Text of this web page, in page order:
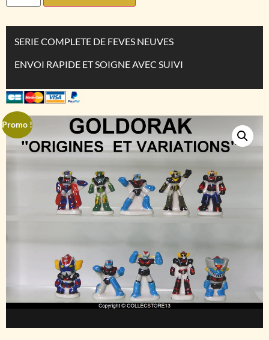
SERIE COMPLETE DE FEVES NEUVES
ENVOI RAPIDE ET SOIGNE AVEC SUIVI
Promo !